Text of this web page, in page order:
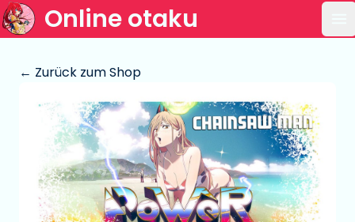
Online otaku
← Zurück zum Shop